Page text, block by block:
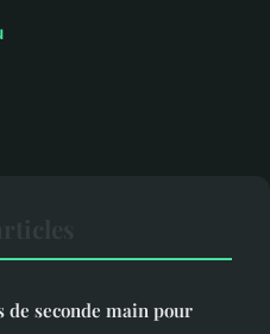
de seconde main pour